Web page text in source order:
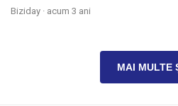
Biziday · acum 3 ani
MAI MULTE